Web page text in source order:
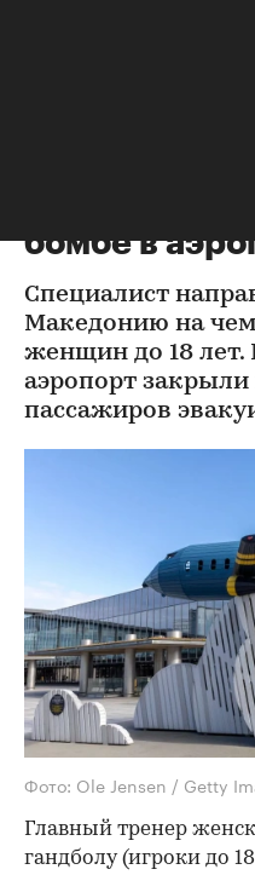
бомбе в
Специалист
Македонию на
женщин до 18 лет.
аэропорт закрыли
пассажиров
Фото: Ole Jensen / Getty
Главный тренер
гандболу (игроки до